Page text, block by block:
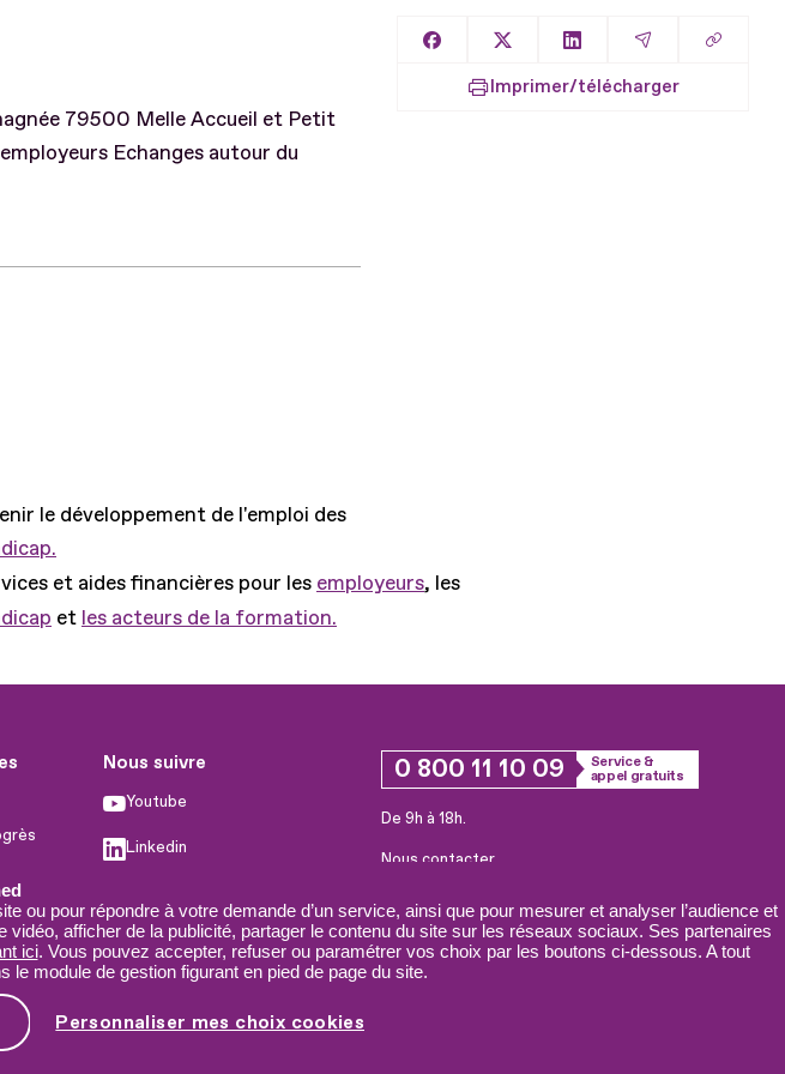
pour répondre à votre demande d’un service, ainsi que pour mesurer et analyser l’audience et
afficher de la publicité, partager le contenu du site sur les réseaux sociaux. Ses partenaires
ici. Vous pouvez accepter, refuser ou paramétrer vos choix par les boutons ci-dessous. A tout
module de gestion figurant en pied de page du site.
Personnaliser mes choix cookies
79500 Melle Accueil et Petit
Echanges autour du
Partager sur Facebook
Partager sur XPartager sur LinkedIn
Partager par
Copier
Imprimer/télécharger
le développement de l'emploi des
et aides financières pour les employeurs, les
et les acteurs de la formation.
Nous suivre
Youtube
Linkedin
X
0 800 11 10 09
Service &
appel gratuits
De 9h à 18h.
Nous contacter